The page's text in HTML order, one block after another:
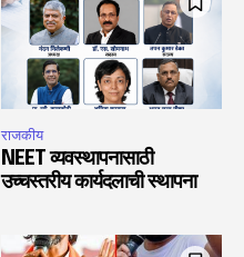
राजकीय
NEET व्यवस्थापनासाठी
उच्चस्तरीय कार्यदलाची स्थापना